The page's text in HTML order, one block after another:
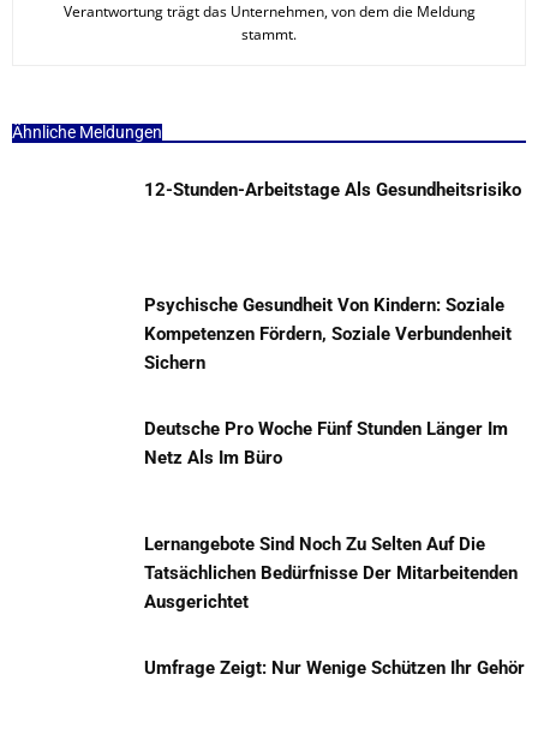
Verantwortung trägt das Unternehmen, von dem die Meldung
stammt.
Ähnliche Meldungen
12-Stunden-Arbeitstage Als Gesundheitsrisiko
Psychische Gesundheit Von Kindern: Soziale
Kompetenzen Fördern, Soziale Verbundenheit
Sichern
Deutsche Pro Woche Fünf Stunden Länger Im
Netz Als Im Büro
Lernangebote Sind Noch Zu Selten Auf Die
Tatsächlichen Bedürfnisse Der Mitarbeitenden
Ausgerichtet
Umfrage Zeigt: Nur Wenige Schützen Ihr Gehör